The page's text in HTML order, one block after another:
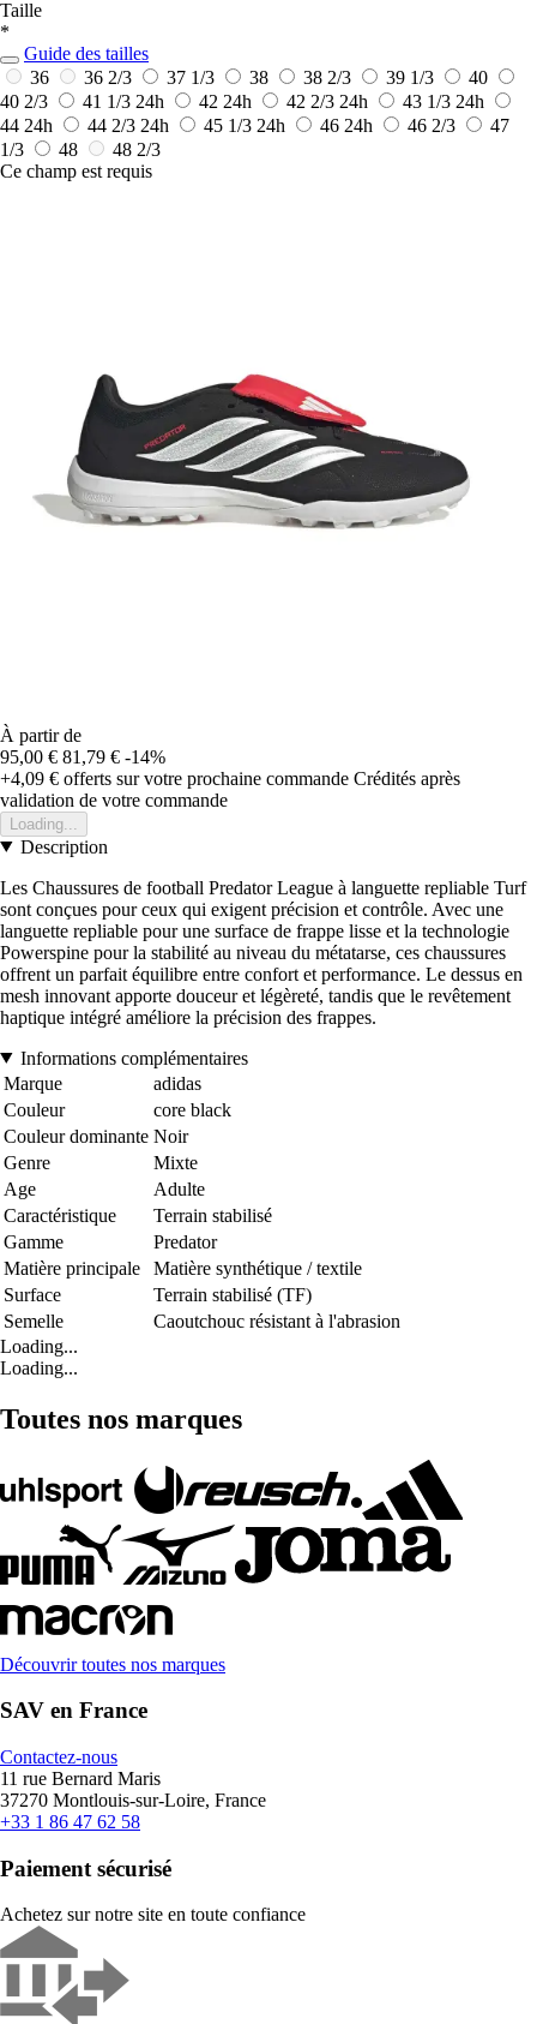
Taille
*
Guide des tailles
36
36 2/3 37 1/3 38 38 2/3 39 1/3
40
40 2/3
41 1/3 24h 42 24h 42 2/3 24h 43 1/3 24h
44 24h 44 2/3 24h 45 1/3 24h 46 24h 46 2/3
47
1/3
48
48 2/3
Ce champ est requis
À partir de
95,00 € 81,79 € -14%
+4,09 € offerts sur votre prochaine commande Crédités après
validation de votre commande
Loading...
Description
Les Chaussures de football Predator League à languette repliable Turf
sont conçues pour ceux qui exigent précision et contrôle. Avec une
languette repliable pour une surface de frappe lisse et la technologie
Powerspine pour la stabilité au niveau du métatarse, ces chaussures
offrent un parfait équilibre entre confort et performance. Le dessus en
mesh innovant apporte douceur et légèreté, tandis que le revêtement
haptique intégré améliore la précision des frappes.
Informations complémentaires
Marque
adidas
Couleur
core black
Couleur dominante Noir
Genre
Mixte
Age
Adulte
Caractéristique
Terrain stabilisé
Gamme
Predator
Matière principale
Matière synthétique / textile
Surface
Terrain stabilisé (TF)
Semelle
Caoutchouc résistant à l'abrasion
Loading...
Loading...
Toutes nos marques
Découvrir toutes nos marques
SAV en France
Contactez-nous
11 rue Bernard Maris
37270 Montlouis-sur-Loire, France
+33 1 86 47 62 58
Paiement sécurisé
Achetez sur notre site en toute confiance